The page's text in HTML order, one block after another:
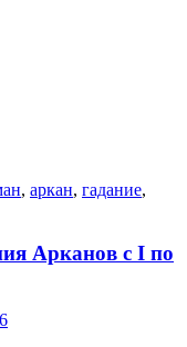
, аркан, гадание,
Арканов с I по